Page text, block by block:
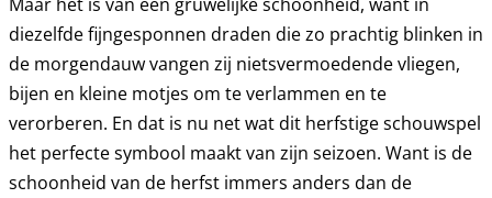
diezelfde fijngesponnen draden die zo prachtig blinken in
de morgendauw vangen zij nietsvermoedende vliegen,
bijen en kleine motjes om te verlammen en te
verorberen. En dat is nu net wat dit herfstige schouwspel
het perfecte symbool maakt van zijn seizoen. Want is de
schoonheid van de herfst immers anders dan de